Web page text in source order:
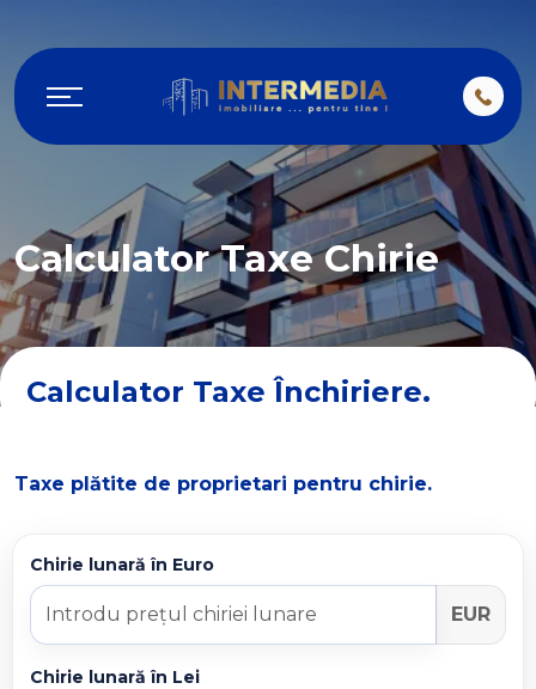
Calculator Taxe Chirie
Calculator Taxe Închiriere.
Taxe plătite de proprietari pentru chirie.
Chirie lunară în Euro
EUR
Chirie lunară în Lei